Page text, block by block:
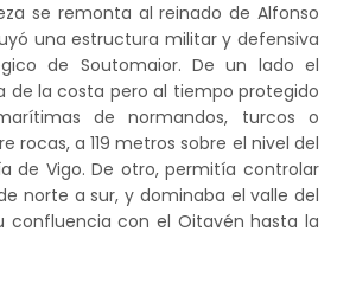
se remonta al reinado de Alfonso
una estructura militar y defensiva
de Soutomaior. De un lado el
de la costa pero al tiempo protegido
de normandos, turcos o
rocas, a 119 metros sobre el nivel del
de Vigo. De otro, permitía controlar
norte a sur, y dominaba el valle del
confluencia con el Oitavén hasta la